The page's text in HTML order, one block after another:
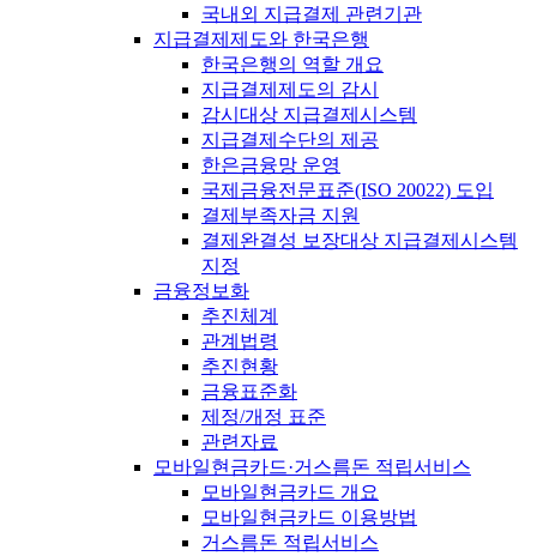
국내외 지급결제 관련기관
지급결제제도와 한국은행
한국은행의 역할 개요
지급결제제도의 감시
감시대상 지급결제시스템
지급결제수단의 제공
한은금융망 운영
국제금융전문표준(ISO 20022) 도입
결제부족자금 지원
결제완결성 보장대상 지급결제시스템
지정
금융정보화
추진체계
관계법령
추진현황
금융표준화
제정/개정 표준
관련자료
모바일현금카드·거스름돈 적립서비스
모바일현금카드 개요
모바일현금카드 이용방법
거스름돈 적립서비스